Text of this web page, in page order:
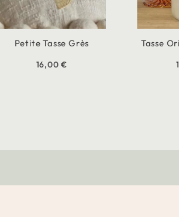
Petite Tasse Grès
16,00 €
Tasse